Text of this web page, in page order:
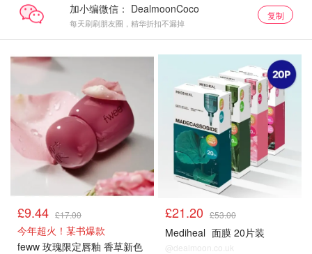
加小编微信：
每天刷刷朋友圈，精华折扣不漏掉
复制
£9.44 £17.00
今年超火！某书爆款
feww 玫瑰限定唇釉 香草新色
£21.20 £53.00
Mediheal 面膜 20片装
@dealmoon.co.uk